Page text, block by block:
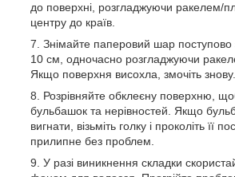
до поверхні, розгладжуючи ракелем/
центру до країв.
Знімайте паперовий шар поступово
10 см, одночасно розгладжуючи
Якщо поверхня висохла, змочіть знову.
Розрівняйте обклеєну поверхню,
бульбашок та нерівностей. Якщо
вигнати, візьміть голку і проколіть її
прилипне без проблем.
У разі виникнення складки